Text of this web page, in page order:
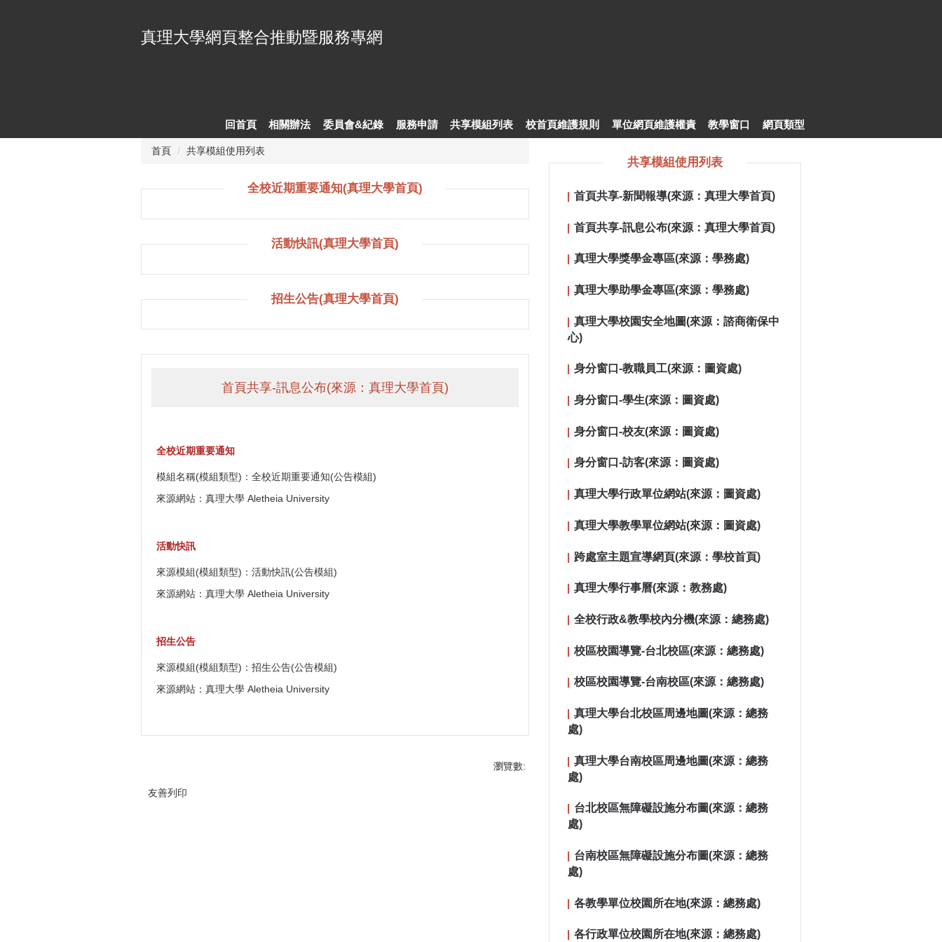
真理大學網頁整合推動暨服務專網
回首頁 相關辦法 委員會&紀錄 服務申請 共享模組列表 校首頁維護規則 單位網頁維護權責 教學窗口 網頁類型
首頁 共享模組使用列表
全校近期重要通知(真理大學首頁)
活動快訊(真理大學首頁)
招生公告(真理大學首頁)
首頁共享-訊息公布(來源：真理大學首頁)
全校近期重要通知
模組名稱(模組類型)：全校近期重要通知(公告模組)
來源網站：真理大學 Aletheia University
活動快訊
來源模組(模組類型)：活動快訊(公告模組)
來源網站：真理大學 Aletheia University
招生公告
來源模組(模組類型)：招生公告(公告模組)
來源網站：真理大學 Aletheia University
瀏覽數:
友善列印
共享模組使用列表
首頁共享-新聞報導(來源：真理大學首頁)
首頁共享-訊息公布(來源：真理大學首頁)
真理大學獎學金專區(來源：學務處)
真理大學助學金專區(來源：學務處)
真理大學校園安全地圖(來源：諮商衛保中
心)
身分窗口-教職員工(來源：圖資處)
身分窗口-學生(來源：圖資處)
身分窗口-校友(來源：圖資處)
身分窗口-訪客(來源：圖資處)
真理大學行政單位網站(來源：圖資處)
真理大學教學單位網站(來源：圖資處)
跨處室主題宣導網頁(來源：學校首頁)
真理大學行事曆(來源：教務處)
全校行政&教學校內分機(來源：總務處)
校區校園導覽-台北校區(來源：總務處)
校區校園導覽-台南校區(來源：總務處)
真理大學台北校區周邊地圖(來源：總務
處)
真理大學台南校區周邊地圖(來源：總務
處)
台北校區無障礙設施分布圖(來源：總務
處)
台南校區無障礙設施分布圖(來源：總務
處)
各教學單位校園所在地(來源：總務處)
各行政單位校園所在地(來源：總務處)